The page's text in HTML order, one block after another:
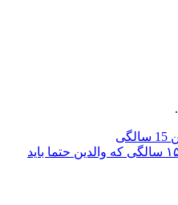
.
مراقبت های بعد از واکسن ۱۵ سالگی که والدین حتما باید